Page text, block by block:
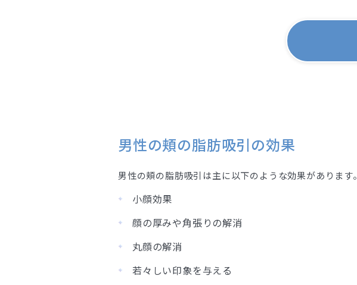
男性の頬の脂肪吸引の効果
男性の頬の脂肪吸引は主に以下のような効果があります。
小顔効果
顔の厚みや角張りの解消
丸顔の解消
若々しい印象を与える